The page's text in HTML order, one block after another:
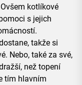
kotlíkové
s jejich
takže si
Nebo, také za své,
než topení
tím hlavním